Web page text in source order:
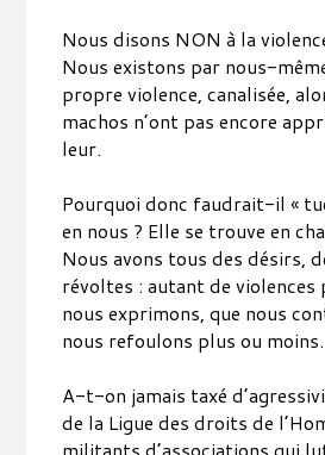
Nous disons NON à la
Nous existons par nous-
propre violence, canalisée,
machos n’ont pas encore
leur.
Pourquoi donc faudrait-il «
en nous ? Elle se trouve en
Nous avons tous des désirs,
révoltes : autant de violences
nous exprimons, que nous
nous refoulons plus ou moins.
A-t-on jamais taxé
de la Ligue des droits de